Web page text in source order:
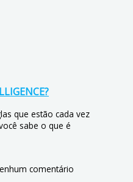
que estão cada vez
sabe o que é
comentário